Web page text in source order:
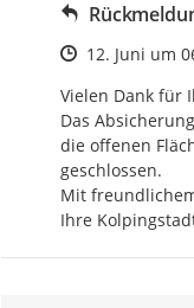
Zeitpunkt des
12. Juni um
Vielen Dank für
Das
die offenen
geschlossen.
Mit
Ihre